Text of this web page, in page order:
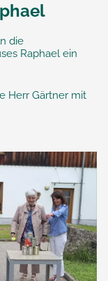
die
Raphael ein
Herr Gärtner mit